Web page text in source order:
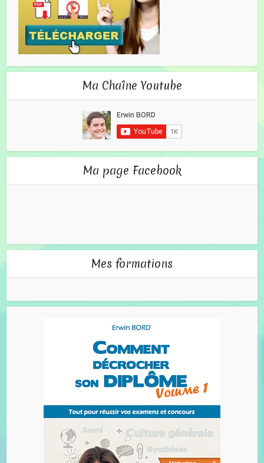
Ma Chaîne Youtube
Ma page Facebook
Mes formations